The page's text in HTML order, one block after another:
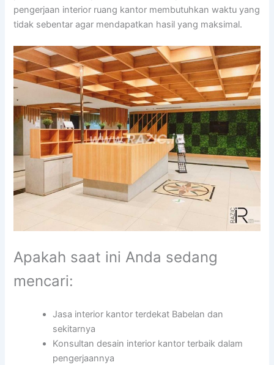
pengerjaan interior ruang kantor membutuhkan waktu yang
tidak sebentar agar mendapatkan hasil yang maksimal.
Apakah saat ini Anda sedang
mencari:
Jasa interior kantor terdekat Babelan dan
sekitarnya
Konsultan desain interior kantor terbaik dalam
pengerjaannya